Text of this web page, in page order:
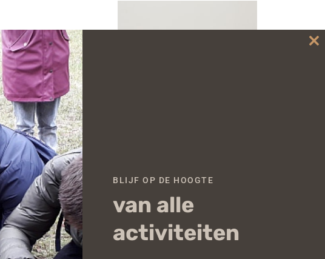
stolp ivm (erg)
€3,50–€9,50
Opties selecteren
BLIJF OP DE HOOGTE
van alle
activiteiten